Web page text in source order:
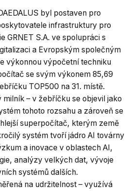
byl postaven pro
infrastruktury pro
GRNET S.A. ve spolupráci s
a Evropským společným
výkonnou výpočetní techniku
se svým výkonem 85,69
TOP500 na 31. místě.
milník – v žebříčku se objevil jako
tohoto rozsahu a zároveň se
superpočítač, kterým země
systém tvoří jádro AI továrny
a inovace v oblastech AI,
analýzy velkých dat, vývoje
systémů dalších.
na udržitelnost – využívá